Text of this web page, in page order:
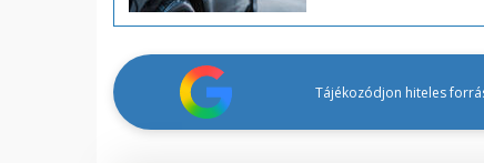
Tájékozódjon hiteles